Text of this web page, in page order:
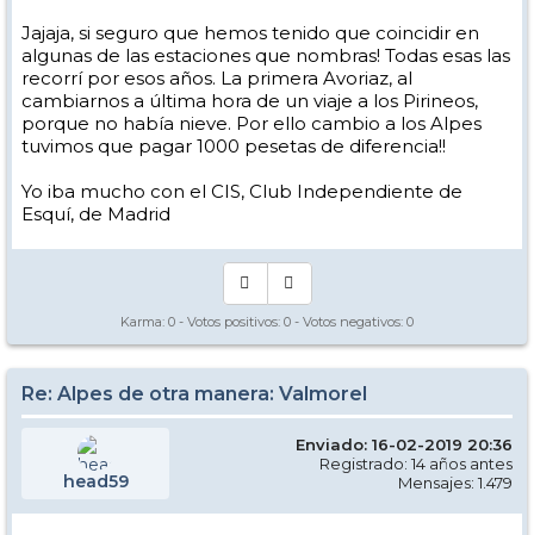
tranquilos y relajados .
Jajaja, si seguro que hemos tenido que coincidir en
algunas de las estaciones que nombras! Todas esas las
recorrí por esos años. La primera Avoriaz, al
cambiarnos a última hora de un viaje a los Pirineos,
porque no había nieve. Por ello cambio a los Alpes
tuvimos que pagar 1000 pesetas de diferencia!!
Yo iba mucho con el CIS, Club Independiente de
Esquí, de Madrid
Karma: 0 - Votos positivos: 0 - Votos negativos: 0
Re: Alpes de otra manera: Valmorel
head59
Enviado: 16-02-2019 20:36
Registrado: 14 años antes
Mensajes: 1.479